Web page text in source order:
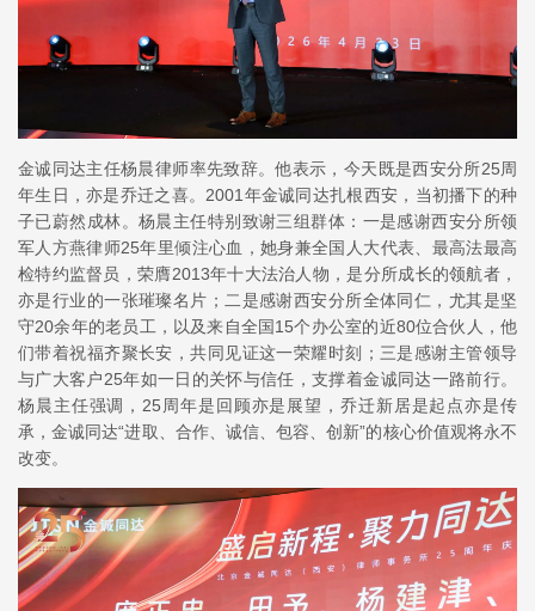
金诚同达主任杨晨律师率先致辞。他表示，今天既是西安分所25周
年生日，亦是乔迁之喜。2001年金诚同达扎根西安，当初播下的种
子已蔚然成林。杨晨主任特别致谢三组群体：一是感谢西安分所领
军人方燕律师25年里倾注心血，她身兼全国人大代表、最高法最高
检特约监督员，荣膺2013年十大法治人物，是分所成长的领航者，
亦是行业的一张璀璨名片；二是感谢西安分所全体同仁，尤其是坚
守20余年的老员工，以及来自全国15个办公室的近80位合伙人，他
们带着祝福齐聚长安，共同见证这一荣耀时刻；三是感谢主管领导
与广大客户25年如一日的关怀与信任，支撑着金诚同达一路前行。
杨晨主任强调，25周年是回顾亦是展望，乔迁新居是起点亦是传
承，金诚同达“进取、合作、诚信、包容、创新”的核心价值观将永不
改变。